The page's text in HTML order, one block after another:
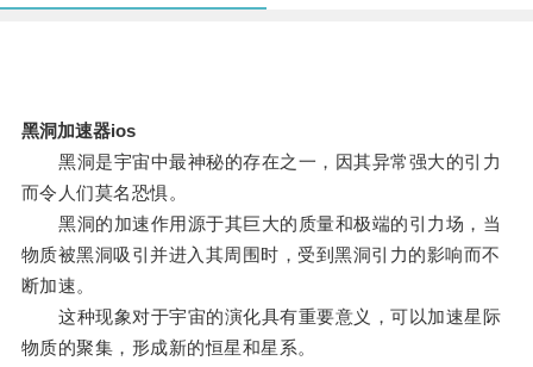
黑洞加速器ios
黑洞是宇宙中最神秘的存在之一，因其异常强大的引力
而令人们莫名恐惧。
黑洞的加速作用源于其巨大的质量和极端的引力场，当
物质被黑洞吸引并进入其周围时，受到黑洞引力的影响而不
断加速。
这种现象对于宇宙的演化具有重要意义，可以加速星际
物质的聚集，形成新的恒星和星系。